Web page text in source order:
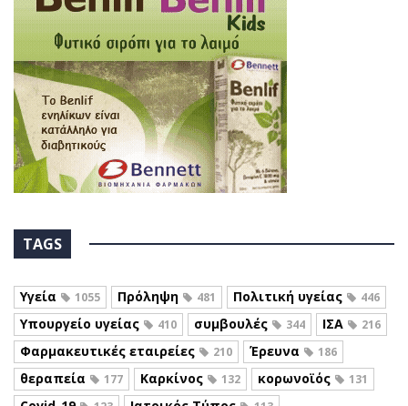
TAGS
Υγεία 1055 Πρόληψη 481 Πολιτική υγείας 446
Υπουργείο υγείας 410 συμβουλές 344 ΙΣΑ 216
Φαρμακευτικές εταιρείες 210 Έρευνα 186
θεραπεία 177 Καρκίνος 132 κορωνοϊός 131